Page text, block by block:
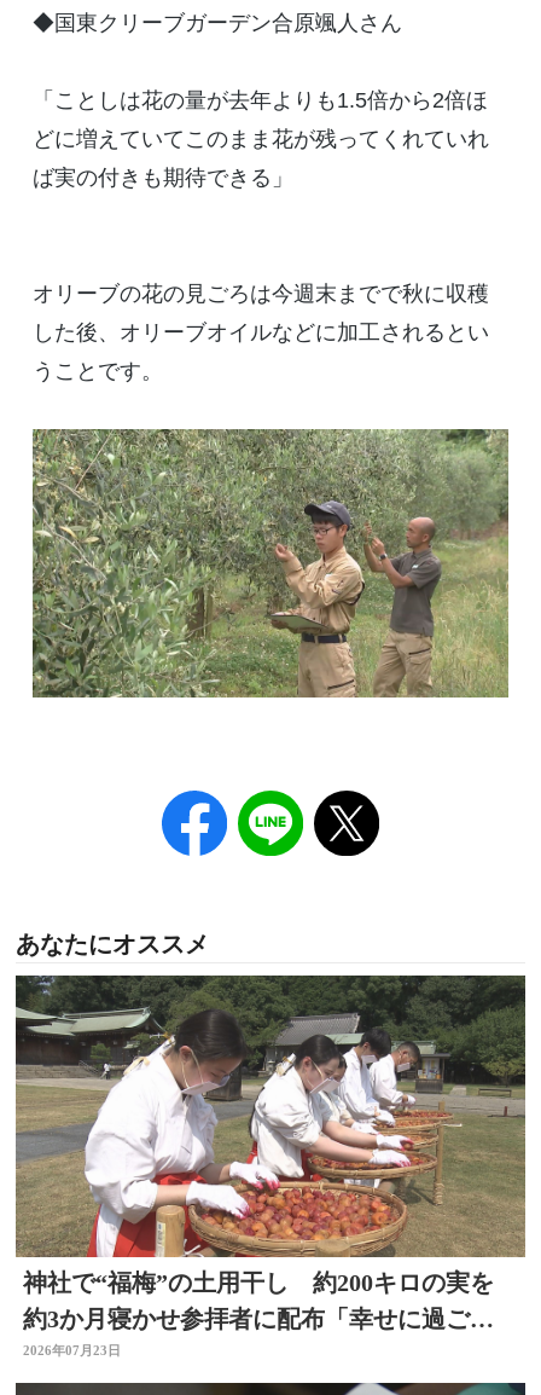
◆国東クリーブガーデン合原颯人さん
「ことしは花の量が去年よりも1.5倍から2倍ほ
どに増えていてこのまま花が残ってくれていれ
ば実の付きも期待できる」
オリーブの花の見ごろは今週末までで秋に収穫
した後、オリーブオイルなどに加工されるとい
うことです。
あなたにオススメ
神社で“福梅”の土用干し 約200キロの実を
約3か月寝かせ参拝者に配布「幸せに過ごせ
るように」大分
2026年07月23日